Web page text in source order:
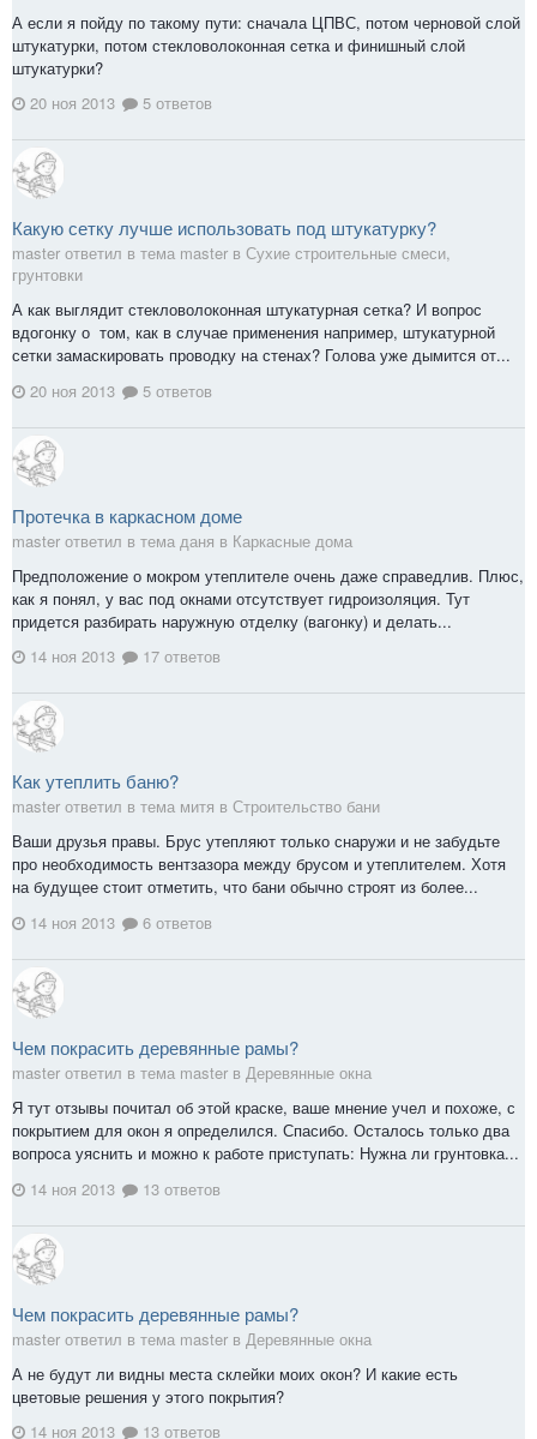
А если я пойду по такому пути: сначала ЦПВС, потом черновой слой
штукатурки, потом стекловолоконная сетка и финишный слой
штукатурки?
20 ноя 2013
5 ответов
Какую сетку лучше использовать под штукатурку?
master ответил в тема master в Сухие строительные смеси,
грунтовки
А как выглядит стекловолоконная штукатурная сетка? И вопрос
вдогонку о том, как в случае применения например, штукатурной
сетки замаскировать проводку на стенах? Голова уже дымится от...
20 ноя 2013
5 ответов
Протечка в каркасном доме
master ответил в тема даня в Каркасные дома
Предположение о мокром утеплителе очень даже справедлив. Плюс,
как я понял, у вас под окнами отсутствует гидроизоляция. Тут
придется разбирать наружную отделку (вагонку) и делать...
14 ноя 2013
17 ответов
Как утеплить баню?
master ответил в тема митя в Строительство бани
Ваши друзья правы. Брус утепляют только снаружи и не забудьте
про необходимость вентзазора между брусом и утеплителем. Хотя
на будущее стоит отметить, что бани обычно строят из более...
14 ноя 2013
6 ответов
Чем покрасить деревянные рамы?
master ответил в тема master в Деревянные окна
Я тут отзывы почитал об этой краске, ваше мнение учел и похоже, с
покрытием для окон я определился. Спасибо. Осталось только два
вопроса уяснить и можно к работе приступать: Нужна ли грунтовка...
14 ноя 2013
13 ответов
Чем покрасить деревянные рамы?
master ответил в тема master в Деревянные окна
А не будут ли видны места склейки моих окон? И какие есть
цветовые решения у этого покрытия?
14 ноя 2013
13 ответов